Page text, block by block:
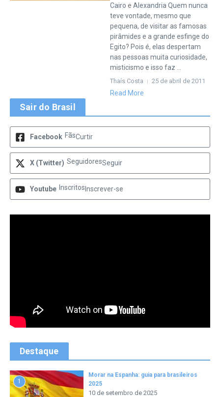
Cairo e Alexandria Quem nunca
teve vontade, mesmo que
pequena, de visitar as famosas
pirâmides e a grande esfinge do
Egito? Pois é, elas despertam
nas pessoas muita curiosidade,
misticismo e isso faz ...
Thaís Costa 25 de abril de 2011
Read More
Sair do Brasil
Facebook FãsCurtir
X (Twitter) SeguidoresSeguir
Youtube Inscritos Inscrever-se
Destaque
1
Morar na Espanha: guia para brasileiros
2025
10 de setembro de 2025